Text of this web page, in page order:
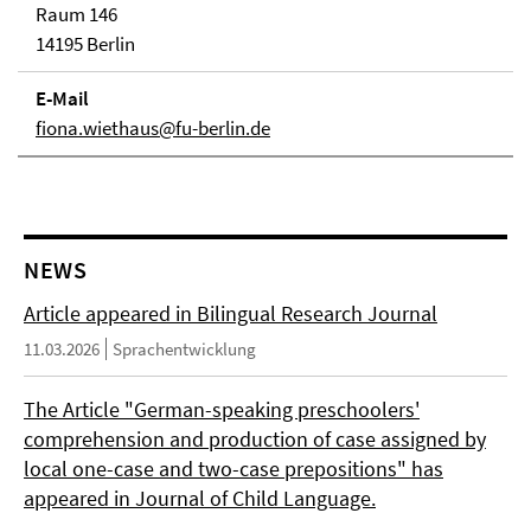
Raum 146
14195 Berlin
E-Mail
fiona.wiethaus@fu-berlin.de
NEWS
Article appeared in Bilingual Research Journal
11.03.2026 Sprachentwicklung
The Article "German-speaking preschoolers'
comprehension and production of case assigned by
local one-case and two-case prepositions" has
appeared in Journal of Child Language.